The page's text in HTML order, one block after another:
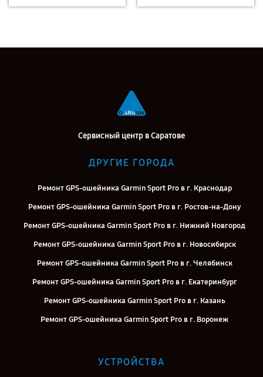
Сервисный центр в Саратове
ДРУГИЕ ГОРОДА
Ремонт GPS-ошейника Garmin Sport Pro в г. Краснодар
Ремонт GPS-ошейника Garmin Sport Pro в г. Ростов-на-Дону
Ремонт GPS-ошейника Garmin Sport Pro в г. Нижний Новгород
Ремонт GPS-ошейника Garmin Sport Pro в г. Новосибирск
Ремонт GPS-ошейника Garmin Sport Pro в г. Челябинск
Ремонт GPS-ошейника Garmin Sport Pro в г. Екатеринбург
Ремонт GPS-ошейника Garmin Sport Pro в г. Казань
Ремонт GPS-ошейника Garmin Sport Pro в г. Воронеж
Ремонт GPS-ошейника Garmin Sport Pro в г. Киров
УСТРОЙСТВА